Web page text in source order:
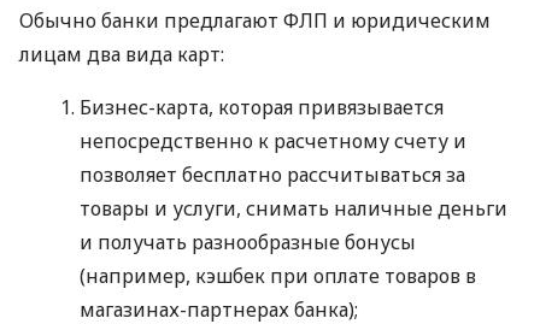
Обычно банки предлагают ФЛП и юридическим
лицам два вида карт:
Бизнес-карта, которая привязывается
непосредственно к расчетному счету и
позволяет бесплатно рассчитываться за
товары и услуги, снимать наличные деньги
и получать разнообразные бонусы
(например, кэшбек при оплате товаров в
магазинах-партнерах банка);